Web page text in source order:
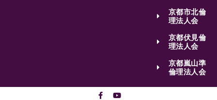
京都市北倫
理法人会
京都伏見倫
理法人会
京都嵐山準
倫理法人会